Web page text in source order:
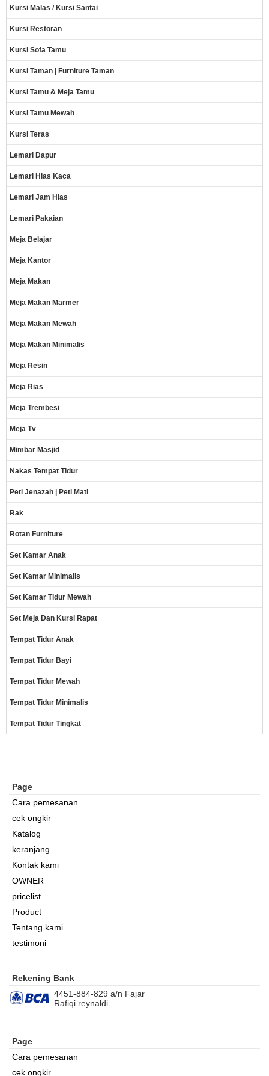
Kursi Malas / Kursi Santai
Kursi Restoran
Kursi Sofa Tamu
Kursi Taman | Furniture Taman
Kursi Tamu & Meja Tamu
Kursi Tamu Mewah
Kursi Teras
Lemari Dapur
Lemari Hias Kaca
Lemari Jam Hias
Lemari Pakaian
Meja Belajar
Meja Kantor
Meja Makan
Meja Makan Marmer
Meja Makan Mewah
Meja Makan Minimalis
Meja Resin
Meja Rias
Meja Trembesi
Meja Tv
Mimbar Masjid
Nakas Tempat Tidur
Peti Jenazah | Peti Mati
Rak
Rotan Furniture
Set Kamar Anak
Set Kamar Minimalis
Set Kamar Tidur Mewah
Set Meja Dan Kursi Rapat
Tempat Tidur Anak
Tempat Tidur Bayi
Tempat Tidur Mewah
Tempat Tidur Minimalis
Tempat Tidur Tingkat
Page
Cara pemesanan
cek ongkir
Katalog
keranjang
Kontak kami
OWNER
pricelist
Product
Tentang kami
testimoni
Rekening Bank
4451-884-829 a/n Fajar
Rafiqi reynaldi
Page
Cara pemesanan
cek ongkir